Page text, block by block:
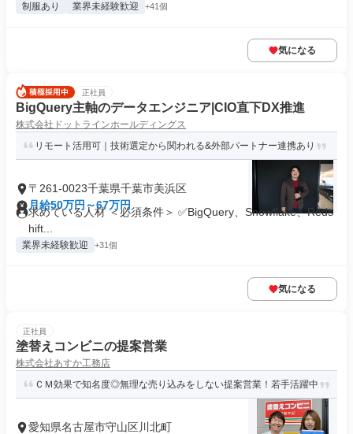
制服あり 業界未経験歓迎 +41個
気になる
正社員
BigQuery主軸のデータエンジニア|CIO直下DX推進
株式会社ドットラインホールディングス
リモート活用可｜技術選定から関われる&外部パートナー連携あり
〒261-0023千葉県千葉市美浜区
月給50万円～67万円
求めている人材 ＜必須条件＞ ✅BigQuery、Snowflake、Reds
hift...
業界未経験歓迎 +31個
気になる
正社員
塗替えコンビニの提案営業
株式会社あすか工務店
ＣＭ効果で知名度◎無理な売り込みをしない提案営業！若手活躍中
愛知県名古屋市守山区川北町